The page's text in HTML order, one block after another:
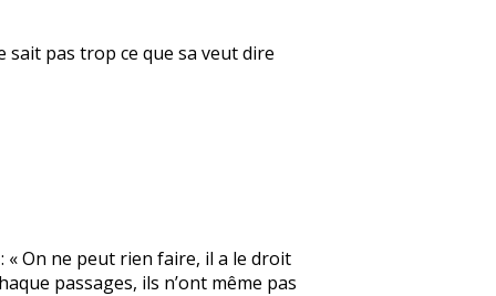
pas trop ce que sa veut dire
« On ne peut rien faire, il a le droit
passages, ils n’ont même pas